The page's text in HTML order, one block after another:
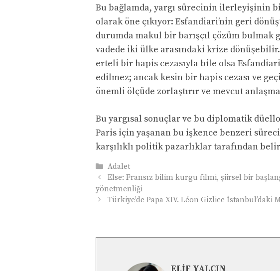
Bu bağlamda, yargı sürecinin ilerleyişinin
olarak öne çıkıyor: Esfandiari’nin geri
durumda makul bir barışçıl çözüm bulmak
vadede iki ülke arasındaki krize
erteli bir hapis cezasıyla bile olsa
edilmez; ancak kesin bir hapis cezası ve
önemli ölçüde zorlaştırır ve mevcut
Bu yargısal sonuçlar ve bu diplomatik
Paris için yaşanan bu işkence benzeri
karşılıklı politik pazarlıklar tarafından
Kategoriler
Adalet
Else: Fransız bilim kurgu filmi, şiirsel bir
yönetmenliği
Türkiye’de Papa XIV. Léon Gizlice İstanbul’daki